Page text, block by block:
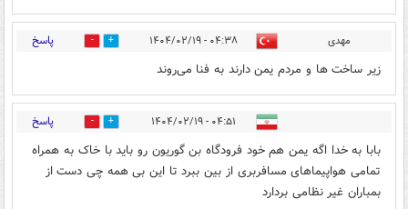
مهدی ۰۴:۳۸ - ۱۴۰۴/۰۲/۱۹ 1 پاسخ
زیر ساخت ها و مردم یمن دارند به فنا می‌روند
۰۴:۵۱ - ۱۴۰۴/۰۲/۱۹ 0 پاسخ
بابا به خدا اگه یمن هم خود فرودگاه بن گوریون رو باید با خاک به همراه
تمامی هواپیماهای مسافربری از بین ببرد تا این بی همه چی دست از
بمباران غیر نظامی بردارد